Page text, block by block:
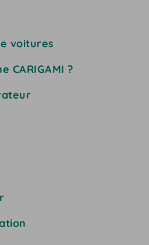
voitures
CARIGAMI ?